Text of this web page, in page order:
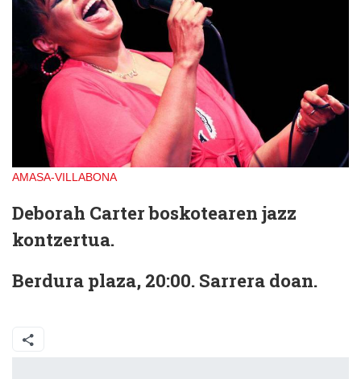
AMASA-VILLABONA
Deborah Carter boskotearen jazz
kontzertua.
Berdura plaza, 20:00. Sarrera doan.